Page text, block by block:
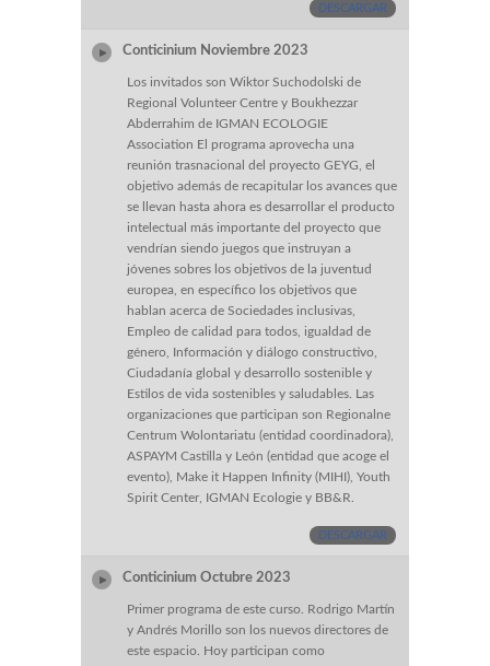
DESCARGAR
Conticinium Noviembre 2023
Los invitados son Wiktor Suchodolski de
Regional Volunteer Centre y Boukhezzar
Abderrahim de IGMAN ECOLOGIE
Association El programa aprovecha una
reunión trasnacional del proyecto GEYG, el
objetivo además de recapitular los avances que
se llevan hasta ahora es desarrollar el producto
intelectual más importante del proyecto que
vendrían siendo juegos que instruyan a
jóvenes sobres los objetivos de la juventud
europea, en específico los objetivos que
hablan acerca de Sociedades inclusivas,
Empleo de calidad para todos, igualdad de
género, Información y diálogo constructivo,
Ciudadanía global y desarrollo sostenible y
Estilos de vida sostenibles y saludables. Las
organizaciones que participan son Regionalne
Centrum Wolontariatu (entidad coordinadora),
ASPAYM Castilla y León (entidad que acoge el
evento), Make it Happen Infinity (MIHI), Youth
Spirit Center, IGMAN Ecologie y BB&R.
DESCARGAR
Conticinium Octubre 2023
Primer programa de este curso. Rodrigo Martín
y Andrés Morillo son los nuevos directores de
este espacio. Hoy participan como